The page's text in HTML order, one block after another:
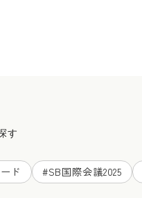
す
ド #SB国際会議2025